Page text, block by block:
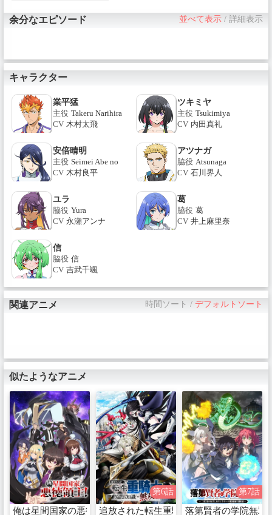
て数多の可能性を消し去ってゆく大時鳥と
可能性を信じるタケル、果たして未来を作
余分なエピソード 並べて表示 /詳細表示
キャラクター
業平猛
主役 Takeru Narihira
CV 木村太飛
ツキミヤ
主役 Tsukimiya
CV 内田真礼
安倍晴明
主役 Seimei Abe no
CV 木村良平
アツナガ
脇役 Atsunaga
CV 石川界人
ユラ
脇役 Yura
CV 永瀬アンナ
葛
脇役 葛
CV 井上麻里奈
信
脇役 信
CV 吉武千颯
関連アニメ 時間ソート /デフォルトソート
似たようなアニメ
俺は星間国家の悪徳領主!
第6話
追放された転生重騎士はゲーム知識で無
第7話
落第賢者の学院無双